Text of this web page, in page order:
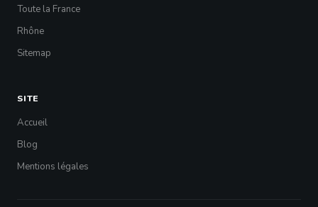
Toute la France
Rhône
Sitemap
SITE
Accueil
Blog
Mentions légales